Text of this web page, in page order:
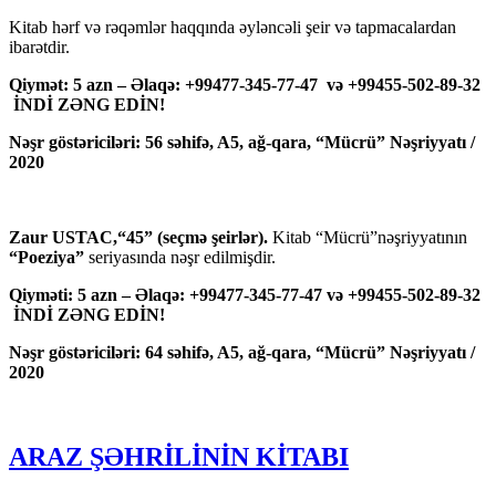
Kitab hərf və rəqəmlər haqqında əyləncəli şeir və tapmacalardan
ibarətdir.
Qiymət: 5 azn – Əlaqə: +99477-345-77-47 və +99455-502-89-32
İNDİ ZƏNG EDİN!
Nəşr göstəriciləri: 56 səhifə, A5, ağ-qara, “Mücrü” Nəşriyyatı /
2020
Zaur USTAC,“45” (seçmə şeirlər). Kitab “Mücrü”nəşriyyatının
“Poeziya” seriyasında nəşr edilmişdir.
Qiyməti: 5 azn – Əlaqə: +99477-345-77-47 və +99455-502-89-32
İNDİ ZƏNG EDİN!
Nəşr göstəriciləri: 64 səhifə, A5, ağ-qara, “Mücrü” Nəşriyyatı /
2020
ARAZ ŞƏHRİLİNİN KİTABI